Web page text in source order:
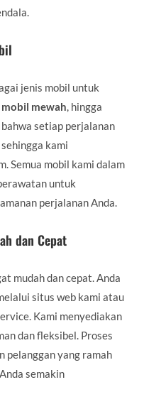
jenis mobil untuk
mobil mewah , hingga
bahwa setiap perjalanan
kami
Semua mobil kami dalam
untuk
perjalanan Anda.
dan Cepat
mudah dan cepat. Anda
situs web kami atau
Kami menyediakan
dan fleksibel. Proses
pelanggan yang ramah
semakin